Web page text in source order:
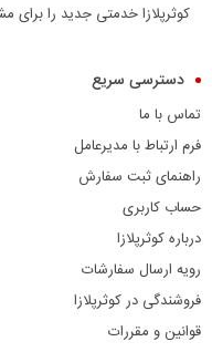
کوثرپلازا خدمتی جدید را برای
دسترسی سریع
تماس با ما
فرم ارتباط با مدیرعامل
راهنمای ثبت سفارش
حساب کاربری
درباره کوثرپلازا
رویه ارسال سفارشات
فروشندگی در کوثرپلازا
قوانین و مقررات